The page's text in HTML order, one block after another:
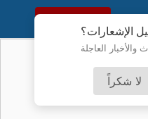
الإشعارات؟
العاجلة
لا شكراً
النسخة الكاملة